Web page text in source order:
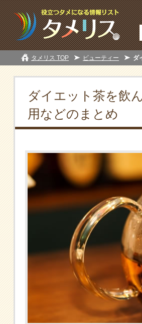
タメリス TOP ビューティー ダ
ダイエット茶を飲
用などのまとめ